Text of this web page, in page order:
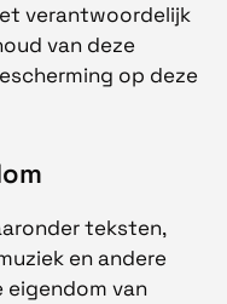
verantwoordelijk
van deze
op deze
teksten,
en andere
van